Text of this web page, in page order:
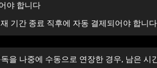
야 합니다
기간 종료 직후에 자동 결제되어야 합니다
을 나중에 수동으로 연장한 경우, 남은 시